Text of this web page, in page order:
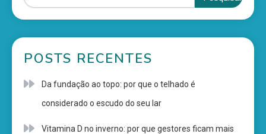
POSTS RECENTES
Da fundação ao topo: por que o telhado é
considerado o escudo do seu lar
Vitamina D no inverno: por que gestores ficam mais